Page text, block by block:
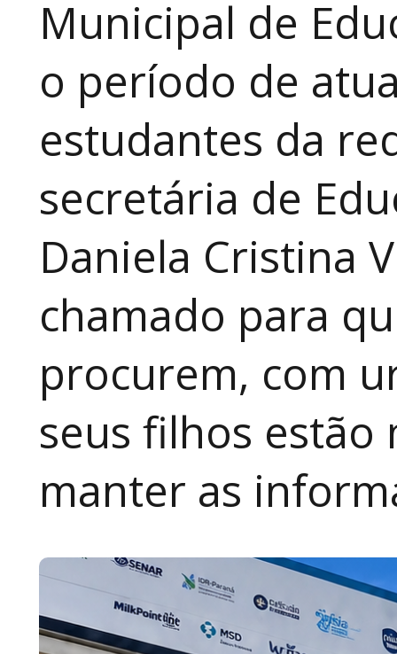
Municipal de
o período de
estudantes da
secretária de
Daniela Cristina
chamado para
procurem, com
seus filhos
manter as